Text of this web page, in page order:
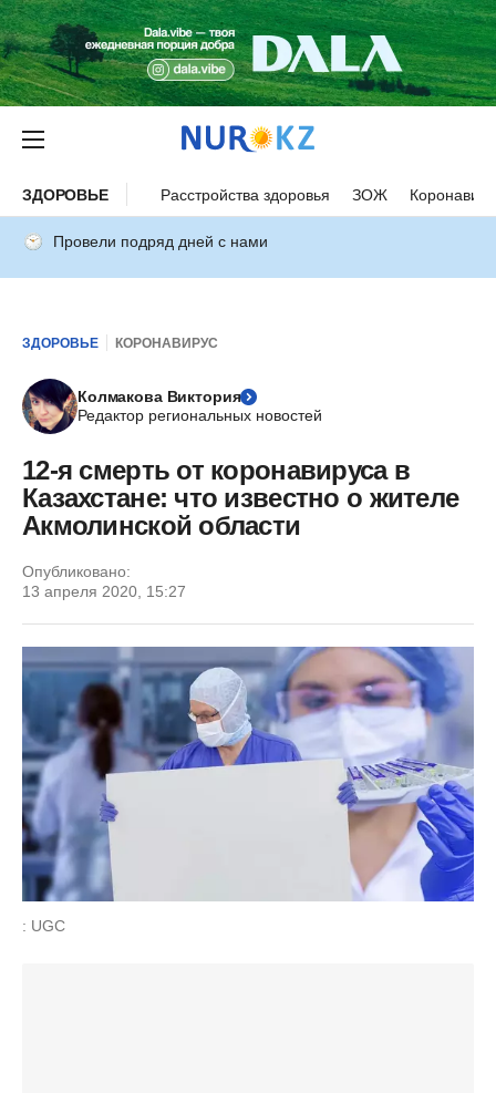
ЗДОРОВЬЕ Расстройства здоровья ЗОЖ
Провели подряд дней с нами
ЗДОРОВЬЕ КОРОНАВИРУС
Колмакова Виктория
Редактор региональных новостей
12-я смерть от коронавируса в
Казахстане: что известно о жителе
Акмолинской области
Опубликовано:
13 апреля 2020, 15:27
: UGC